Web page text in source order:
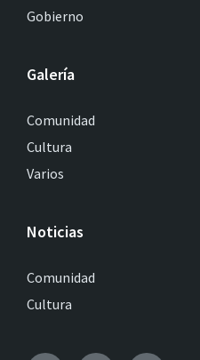
Gobierno
Galería
Comunidad
Cultura
Varios
Noticias
Comunidad
Cultura